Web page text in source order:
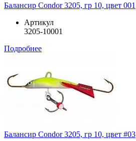
Балансир Condor 3205, гр 10, цвет 001
Артикул
3205-10001
Подробнее
Балансир Condor 3205, гр 10, цвет #03